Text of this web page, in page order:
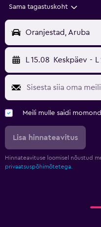
Sama tagastuskoht
Oranjestad, Aruba
L 15.08 Keskpäev -
Meili mulle saidi
Lisa hinnateavitus
Hinnateavituse loomisel nõustud
privaatsuspõhimõtetega.